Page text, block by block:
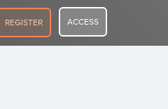
REGISTER ACCESS